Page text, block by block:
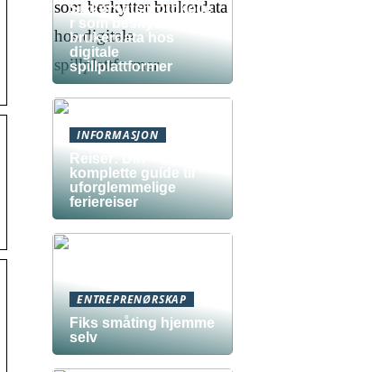
Sikkerhetsprotokolle
r som beskytter
brukerdata hos
digitale
spillplattformer
INFORMASJON
Reiser: Din
komplette guide til
uforglemmelige
feriereiser
ENTREPRENØRSKAP
Fiks småting hjemme
selv